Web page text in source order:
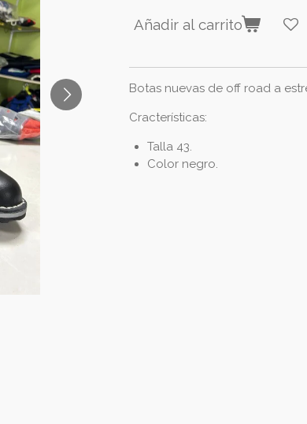
Añadir al carrito
Botas nuevas de off road a
Cracterísticas:
Talla 43.
Color negro.